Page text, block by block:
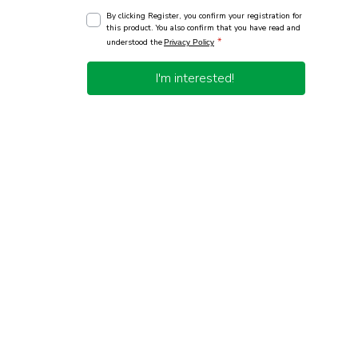
By clicking Register, you confirm your registration for
this product. You also confirm that you have read and
understood thePrivacy Policy *
I'm interested!